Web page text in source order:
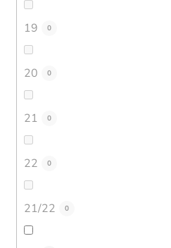
19 0
20 0
21 0
22 0
21/22 0